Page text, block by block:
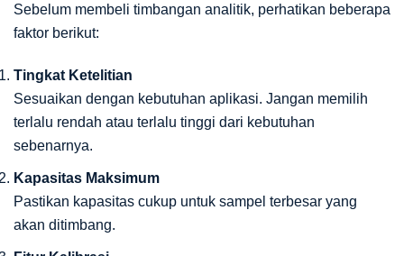
Sebelum membeli timbangan analitik, perhatikan beberapa
faktor berikut:
Tingkat Ketelitian
Sesuaikan dengan kebutuhan aplikasi. Jangan memilih
terlalu rendah atau terlalu tinggi dari kebutuhan
sebenarnya.
Kapasitas Maksimum
Pastikan kapasitas cukup untuk sampel terbesar yang
akan ditimbang.